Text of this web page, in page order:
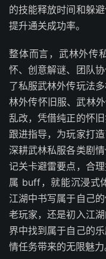
的技能释放时间和躲
提升通关成功率。
整体而言，武林外传
怀、创意解谜、团队
了私服武林外传玩法
林外传怀旧服、武林
乱改，凭借纯正的怀
跟进指导，为玩家打
深耕武林私服各类剧
记关卡避雷要点，合
属 buff，就能沉浸式
江湖中书写属于自己
老玩家，还是初入江
界中找到属于自己的
情任务带来的无限魅力